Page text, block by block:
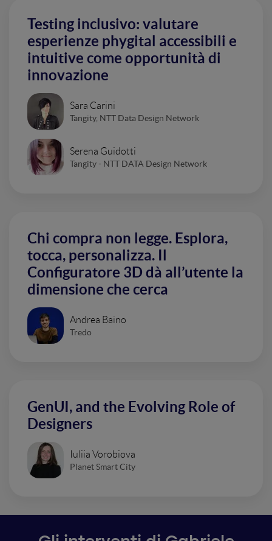
Testing inclusivo: valutare
esperienze phygital accessibili e
intuitive come opportunità di
innovazione
Sara Carini
Tangity, NTT Data Design Network
Serena Guidotti
Tangity - NTT DATA Design Network
Chi compra non legge. Esplora,
tocca, personalizza. Il
Configuratore 3D dà all’utente la
dimensione che cerca
Andrea Baino
Tredo
GenUI, and the Evolving Role of
Designers
Iuliia Vorobiova
Planet Smart City